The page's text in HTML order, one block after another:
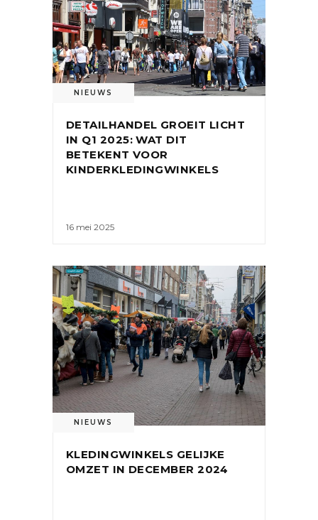
NIEUWS
DETAILHANDEL GROEIT LICHT
IN Q1 2025: WAT DIT
BETEKENT VOOR
KINDERKLEDINGWINKELS
16 mei 2025
NIEUWS
KLEDINGWINKELS GELIJKE
OMZET IN DECEMBER 2024